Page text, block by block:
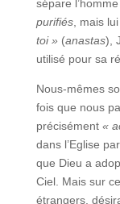
sépare
purifiés, mais
toi » (anastas),
utilisé pour sa
Nous-mêmes
fois que nous
précisément «
dans l’Eglise
que Dieu a
Ciel. Mais sur
étrangers,